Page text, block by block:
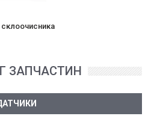
склоочисника
ЗАПЧАСТИН